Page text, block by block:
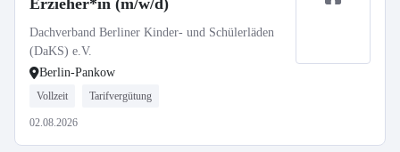
Erzieher*in (m/w/d)
Dachverband Berliner Kinder- und Schülerläden
(DaKS) e.V.
Berlin-Pankow
Vollzeit Tarifvergütung
02.08.2026